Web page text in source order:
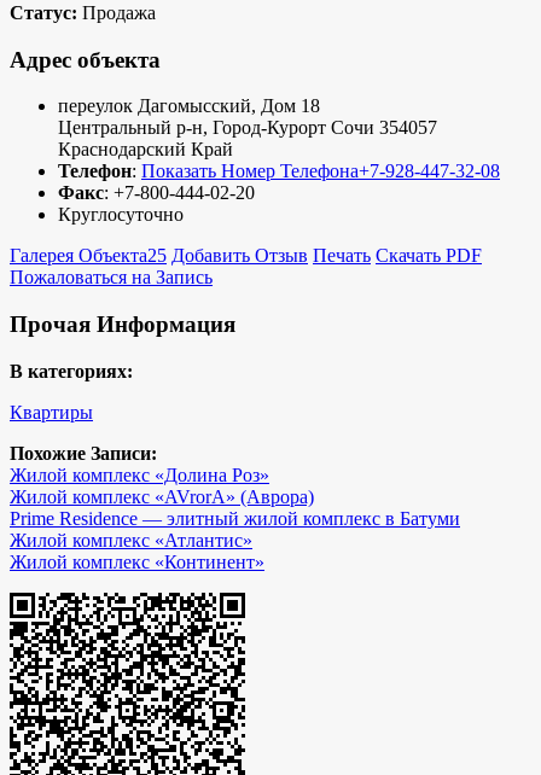
Статус: Продажа
Адрес объекта
переулок Дагомысский, Дом 18
Центральный р-н, Город-Курорт Сочи 354057
Краснодарский Край
Телефон: Показать Номер Телефона+7-928-447-32-08
Факс: +7-800-444-02-20
Круглосуточно
Галерея Объекта25 Добавить Отзыв Печать Скачать PDF
Пожаловаться на Запись
Прочая Информация
В категориях:
Квартиры
Похожие Записи:
Жилой комплекс «Долина Роз»
Жилой комплекс «AVrorA» (Аврора)
Prime Residence — элитный жилой комплекс в Батуми
Жилой комплекс «Атлантис»
Жилой комплекс «Континент»